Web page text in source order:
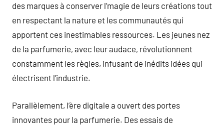
des marques à conserver l’magie de leurs créations tout
en respectant la nature et les communautés qui
apportent ces inestimables ressources. Les jeunes nez
de la parfumerie, avec leur audace, révolutionnent
constamment les règles, infusant de inédits idées qui
électrisent l’industrie.
Parallèlement, l’ère digitale a ouvert des portes
innovantes pour la parfumerie. Des essais de